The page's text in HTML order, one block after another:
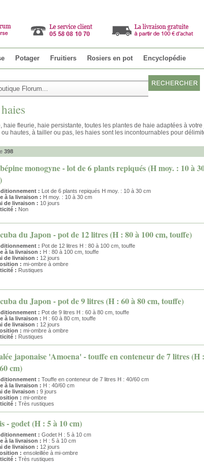
Potager Fruitiers Rosiers en pot Encyclopédie
haie fleurie, haie persistante, toutes les plantes de haie adaptées à
hautes, à tailler ou pas, les haies sont les incontournables pour
398
monogyne - lot de 6 plants repiqués (H moy. : 10 à
: Lot de 6 plants repiqués H moy. : 10 à 30 cm
à la livraison : H moy. : 10 à 30 cm
de livraison : 10 jours
: Non
du Japon - pot de 12 litres (H : 80 à 100 cm, touffe)
: Pot de 12 litres H : 80 à 100 cm, touffe
à la livraison : H : 80 à 100 cm, touffe
de livraison : 12 jours
: mi-ombre à ombre
: Rustiques
du Japon - pot de 9 litres (H : 60 à 80 cm, touffe)
: Pot de 9 litres H : 60 à 80 cm, touffe
à la livraison : H : 60 à 80 cm, touffe
de livraison : 12 jours
: mi-ombre à ombre
: Rustiques
japonaise 'Amoena' - touffe en conteneur de 7 litres (H :
cm)
: Touffe en conteneur de 7 litres H : 40/60 cm
à la livraison : H : 40/60 cm
de livraison : 9 jours
: mi-ombre
: Très rustiques
- godet (H : 5 à 10 cm)
: Godet H : 5 à 10 cm
à la livraison : H : 5 à 10 cm
de livraison : 12 jours
: ensoleillée à mi-ombre
: Très rustiques